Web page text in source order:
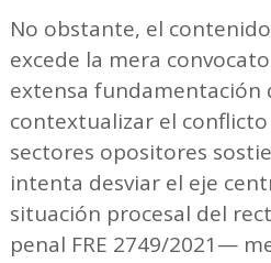
No obstante, el
excede la mera
extensa fundamentación
contextualizar el
sectores opositores
intenta desviar el eje
situación procesal del
penal FRE 2749/2021—